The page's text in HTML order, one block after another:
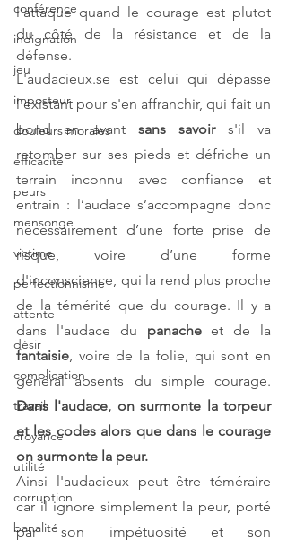
conférence
indignation
jeu
imposteur
douleurs morales
efficacité
peurs
mensonge
victime
perfectionnisme
attente
désir
complication
travail
croyance
utilité
corruption
banalité
l’attaque quand le courage est plutot
du côté de la résistance et de la
défense.
L'audacieux.se est celui qui dépasse
l'existant pour s'en affranchir, qui fait un
bond en avant sans savoir s'il va
retomber sur ses pieds et défriche un
terrain inconnu avec confiance et
entrain : l’audace s’accompagne donc
nécessairement d’une forte prise de
risque, voire d’une forme
d'inconscience, qui la rend plus proche
de la témérité que du courage. Il y a
dans l'audace du panache
fantaisie, voire de la folie, qui sont en
Dans l'audace, on surmonte la torpeur
et les codes alors que dans le courage
on surmonte la peur.
Ainsi l'audacieux peut être téméraire
car il ignore simplement la peur, porté
par son impétuosité et son